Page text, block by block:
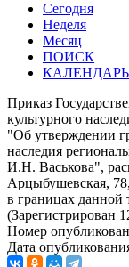
Сегодня
Неделя
Месяц
ПОИСК
Приказ
культурного
"Об утверждении
наследия
И.Н. Васькова",
Арцыбушевская,
в границах данной
Номер
Дата